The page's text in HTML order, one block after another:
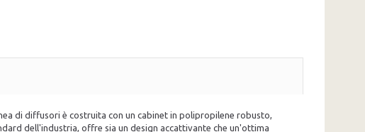
di diffusori è costruita con un cabinet in polipropilene robusto,
dell'industria, offre sia un design accattivante che un'ottima